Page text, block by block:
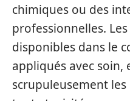
chimiques ou des
professionnelles. Les
disponibles dans le
appliqués avec soin,
scrupuleusement